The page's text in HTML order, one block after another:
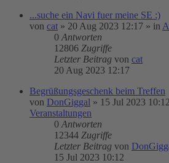
...suche ein Navi fuer meine SE :)
von cat » 20 Aug 2023 12:17 » in
0 Antworten
12806 Zugriffe
Letzter Beitrag von cat
20 Aug 2023 12:17
Begrüßungsgeschenk beim Treffen
von DonGiggal » 15 Jul 2023 10:12
Veranstaltungen
0 Antworten
12344 Zugriffe
Letzter Beitrag von
15 Jul 2023 10:12